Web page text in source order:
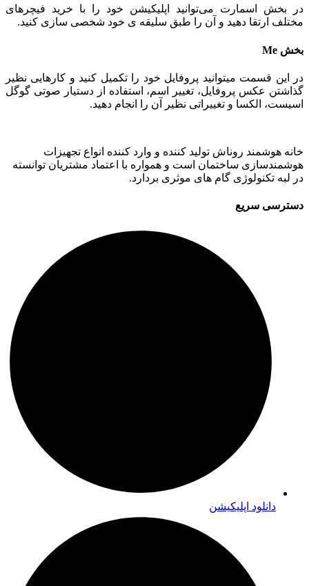
در بخش اسمارت می‌توانید اپلیکیشن خود را با خرید فیچرهای
مختلف ارتقا دهید و آن را طبق سلیقه ی خود شخصی سازی کنید.
بخش Me
در این قسمت میتوانید پروفایل خود را تکمیل کنید و کارهایی نظیر
گذاشتن عکس پروفایل، تغییر اسم، استفاده از دستیار صوتی گوگل
اسیست، الکسا و تغییراتی نظیر آن را انجام دهید.
خانه هوشمند روناش تولید کننده و وارد کننده انواع تجهیزات
هوشمندسازی ساختمان است و همواره با اعتماد مشتریان توانسته
در لبه تکنولوژی گام های موثری بردارد.
دسترسی سریع
دانلود اپلیکیشن